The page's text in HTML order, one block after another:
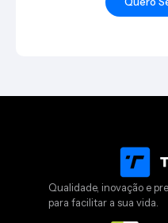
Qualidade, inovação e
para facilitar a sua vida.